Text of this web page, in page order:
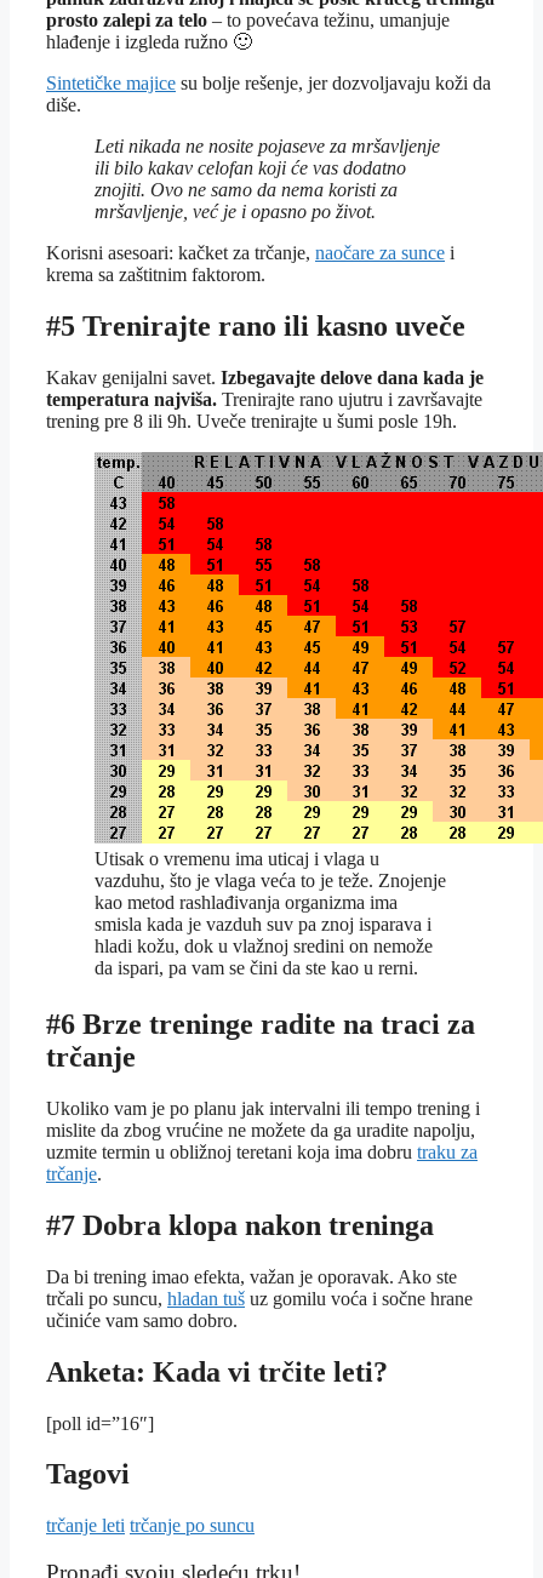
prosto zalepi za telo – to povećava težinu, umanjuje
hlađenje i izgleda ružno 🙂
Sintetičke majice su bolje rešenje, jer dozvoljavaju koži da
diše.
Leti nikada ne nosite pojaseve za mršavljenje
ili bilo kakav celofan koji će vas dodatno
znojiti. Ovo ne samo da nema koristi za
mršavljenje, već je i opasno po život.
Korisni asesoari: kačket za trčanje, naočare za sunce i
krema sa zaštitnim faktorom.
#5 Trenirajte rano ili kasno uveče
Kakav genijalni savet. Izbegavajte delove dana kada je
temperatura najviša. Trenirajte rano ujutru i završavajte
trening pre 8 ili 9h. Uveče trenirajte u šumi posle 19h.
Utisak o vremenu ima uticaj i vlaga u
vazduhu, što je vlaga veća to je teže. Znojenje
kao metod rashlađivanja organizma ima
smisla kada je vazduh suv pa znoj isparava i
hladi kožu, dok u vlažnoj sredini on nemože
da ispari, pa vam se čini da ste kao u rerni.
#6 Brze treninge radite na traci za
trčanje
Ukoliko vam je po planu jak intervalni ili tempo trening i
mislite da zbog vrućine ne možete da ga uradite napolju,
uzmite termin u obližnoj teretani koja ima dobru traku za
trčanje.
#7 Dobra klopa nakon treninga
Da bi trening imao efekta, važan je oporavak. Ako ste
trčali po suncu, hladan tuš uz gomilu voća i sočne hrane
učiniće vam samo dobro.
Anketa: Kada vi trčite leti?
[poll id=”16″]
Tagovi
trčanje leti trčanje po suncu
Pronađi svoju sledeću trku!